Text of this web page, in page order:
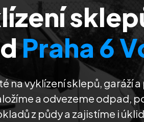
Malování kanceláří
komerčních prostor
Dezinsekce
Praha 6
na vyklízení sklepů, garáží
a odvezeme odpad,
z půdy a zajistíme i